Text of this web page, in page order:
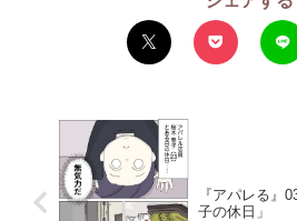
『アパレる』
子の休日」